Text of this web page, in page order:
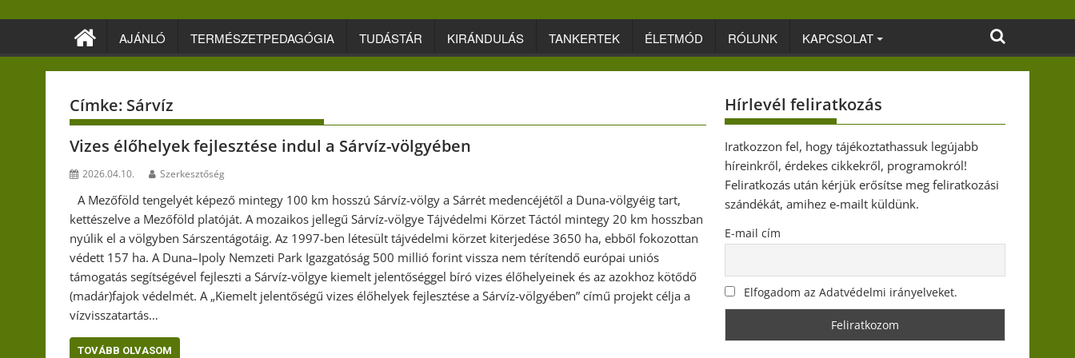
AJÁNLÓ TERMÉSZETPEDAGÓGIA TUDÁSTÁR KIRÁNDULÁS TANKERTEK ÉLETMÓD RÓLUNK KAPCSOLAT
Címke: Sárvíz
Vizes élőhelyek fejlesztése indul a Sárvíz-völgyében
2026.04.10. Szerkesztőség
A Mezőföld tengelyét képező mintegy 100 km hosszú Sárvíz-völgy a Sárrét medencéjétől a Duna-völgyéig tart,
kettészelve a Mezőföld platóját. A mozaikos jellegű Sárvíz-völgye Tájvédelmi Körzet Táctól mintegy 20 km hosszban
nyúlik el a völgyben Sárszentágotáig. Az 1997-ben létesült tájvédelmi körzet kiterjedése 3650 ha, ebből fokozottan
védett 157 ha. A Duna–Ipoly Nemzeti Park Igazgatóság 500 millió forint vissza nem térítendő európai uniós
támogatás segítségével fejleszti a Sárvíz-völgye kiemelt jelentőséggel bíró vizes élőhelyeinek és az azokhoz kötődő
(madár)fajok védelmét. A „Kiemelt jelentőségű vizes élőhelyek fejlesztése a Sárvíz-völgyében” című projekt célja a
vízvisszatartás…
TOVÁBB OLVASOM
Hírlevél feliratkozás
Iratkozzon fel, hogy tájékoztathassuk legújabb
híreinkről, érdekes cikkekről, programokról!
Feliratkozás után kérjük erősítse meg feliratkozási
szándékát, amihez e-mailt küldünk.
E-mail cím
Elfogadom az Adatvédelmi irányelveket.